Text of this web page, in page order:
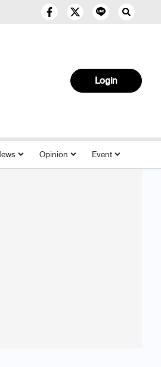
Login
Opinion Event